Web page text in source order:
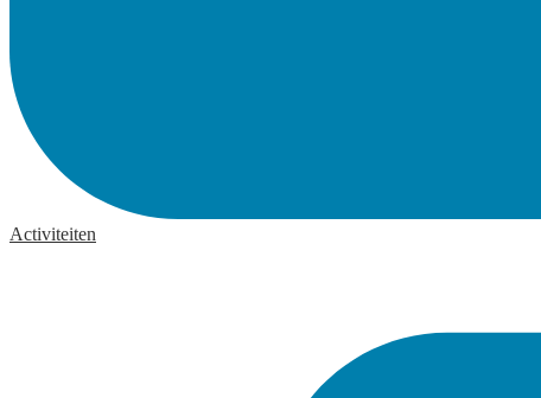
Activiteiten